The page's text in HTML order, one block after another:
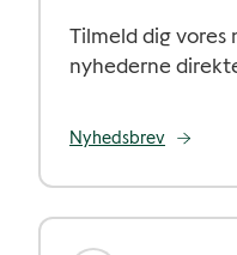
Tilmeld dig vores
nyhederne
Nyhedsbrev